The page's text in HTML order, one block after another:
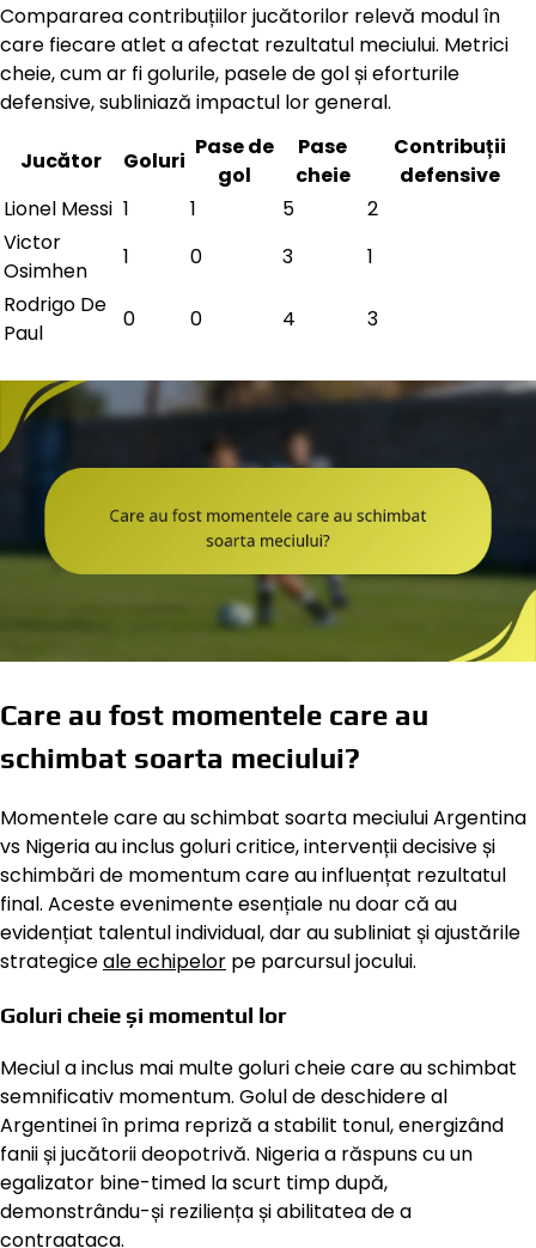
Compararea contribuțiilor jucătorilor relevă modul în
care fiecare atlet a afectat rezultatul meciului. Metrici
cheie, cum ar fi golurile, pasele de gol și eforturile
defensive, subliniază impactul lor general.
Jucător Goluri
Pase de
gol
Pase
cheie
Contribuții
defensive
Lionel Messi 1 1 5
2
Victor
Osimhen
1 0 3
1
Rodrigo De
Paul
0 0 4 3
Care au fost momentele care au
schimbat soarta meciului?
Momentele care au schimbat soarta meciului Argentina
vs Nigeria au inclus goluri critice, intervenții decisive și
schimbări de momentum care au influențat rezultatul
final. Aceste evenimente esențiale nu doar că au
evidențiat talentul individual, dar au subliniat și ajustările
strategiceale echipelor pe parcursul jocului.
Goluri cheie și momentul lor
Meciul a inclus mai multe goluri cheie care au schimbat
semnificativ momentum. Golul de deschidere al
Argentinei în prima repriză a stabilit tonul, energizând
fanii și jucătorii deopotrivă. Nigeria a răspuns cu un
egalizator bine-timed la scurt timp după,
demonstrându-și reziliența și abilitatea de a
contraataca.